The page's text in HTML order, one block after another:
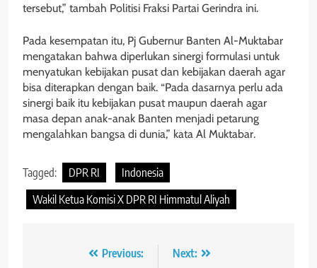
tersebut,” tambah Politisi Fraksi Partai Gerindra ini.
Pada kesempatan itu, Pj Gubernur Banten Al-Muktabar
mengatakan bahwa diperlukan sinergi formulasi untuk
menyatukan kebijakan pusat dan kebijakan daerah agar
bisa diterapkan dengan baik. “Pada dasarnya perlu ada
sinergi baik itu kebijakan pusat maupun daerah agar
masa depan anak-anak Banten menjadi petarung
mengalahkan bangsa di dunia,” kata Al Muktabar.
Tagged: DPR RI
Indonesia
Wakil Ketua Komisi X DPR RI Himmatul Aliyah
Navigasi Previous:
Next: